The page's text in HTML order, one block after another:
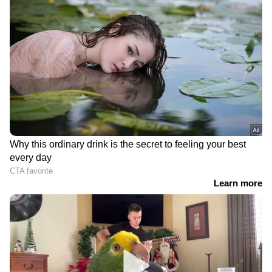
DOWNLOAD APP
RECOMMENDED STORIES